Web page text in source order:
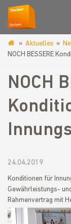
www.tischler-
chemnitz.de
Aktuelles
NOCH BESSERE
NOCH
24.04.2019
Konditionen für
Gewährleistungs-
Rahmenvertrag mit